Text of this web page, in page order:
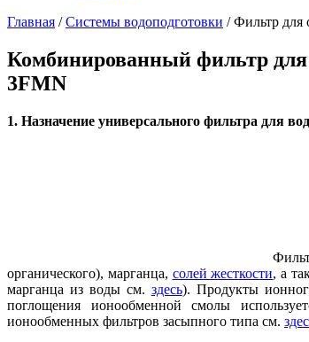
Главная /Системы водоподготовки /Фильтр для
Комбинированный фильтр для
3FMN
1. Назначение универсального фильтра для
органического), марганца, солей жесткости, а
марганца из воды см. здесь). Продукты
поглощения ионообменной смолы
ионообменных фильтров засыпного типа см.